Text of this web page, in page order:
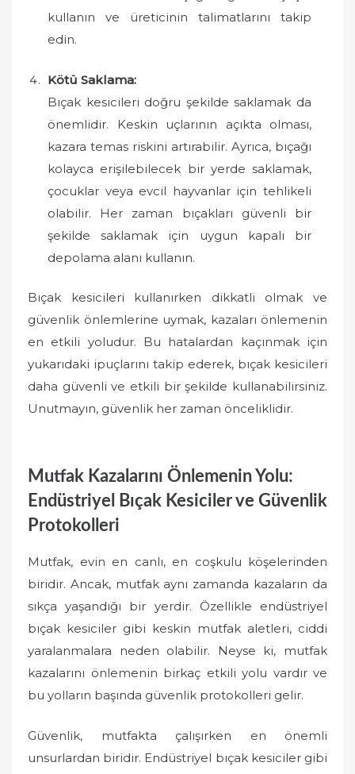
kullanın ve üreticinin talimatlarını takip
edin.
Kötü Saklama:
Bıçak kesicileri doğru şekilde saklamak da
önemlidir. Keskin uçlarının açıkta olması,
kazara temas riskini artırabilir. Ayrıca, bıçağı
kolayca erişilebilecek bir yerde saklamak,
çocuklar veya evcil hayvanlar için tehlikeli
olabilir. Her zaman bıçakları güvenli bir
şekilde saklamak için uygun kapalı bir
depolama alanı kullanın.
Bıçak kesicileri kullanırken dikkatli olmak ve
güvenlik önlemlerine uymak, kazaları önlemenin
en etkili yoludur. Bu hatalardan kaçınmak için
yukarıdaki ipuçlarını takip ederek, bıçak kesicileri
daha güvenli ve etkili bir şekilde kullanabilirsiniz.
Unutmayın, güvenlik her zaman önceliklidir.
Mutfak Kazalarını Önlemenin Yolu:
Endüstriyel Bıçak Kesiciler ve Güvenlik
Protokolleri
Mutfak, evin en canlı, en coşkulu köşelerinden
biridir. Ancak, mutfak aynı zamanda kazaların da
sıkça yaşandığı bir yerdir. Özellikle endüstriyel
bıçak kesiciler gibi keskin mutfak aletleri, ciddi
yaralanmalara neden olabilir. Neyse ki, mutfak
kazalarını önlemenin birkaç etkili yolu vardır ve
bu yolların başında güvenlik protokolleri gelir.
Güvenlik, mutfakta çalışırken en önemli
unsurlardan biridir. Endüstriyel bıçak kesiciler gibi